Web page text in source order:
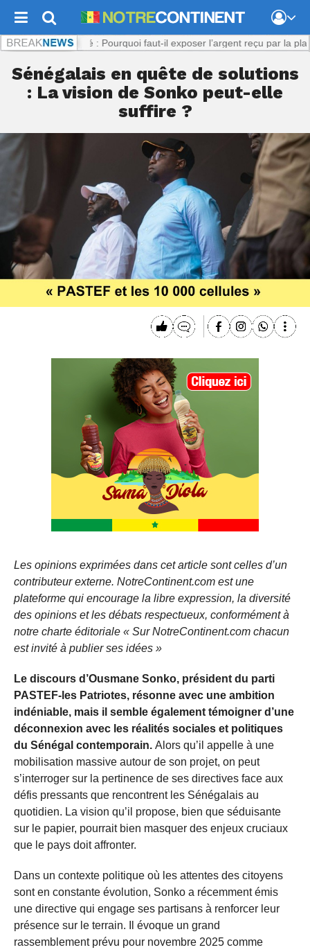
Viol présumé : Pourquoi faut-il exposer l’argent reçu par la
Sénégalais en quête de solutions
: La vision de Sonko peut-elle
suffire ?
Les opinions exprimées dans cet article sont celles d’un
contributeur externe. NotreContinent.com est une
plateforme qui encourage la libre expression, la diversité
des opinions et les débats respectueux, conformément à
notre charte éditoriale « Sur NotreContinent.com chacun
est invité à publier ses idées »
Le discours d’Ousmane Sonko, président du parti
PASTEF-les Patriotes, résonne avec une ambition
indéniable, mais il semble également témoigner d’une
déconnexion avec les réalités sociales et politiques
du Sénégal contemporain. Alors qu’il appelle à une
mobilisation massive autour de son projet, on peut
s’interroger sur la pertinence de ses directives face aux
défis pressants que rencontrent les Sénégalais au
quotidien. La vision qu’il propose, bien que séduisante
sur le papier, pourrait bien masquer des enjeux cruciaux
que le pays doit affronter.
Dans un contexte politique où les attentes des citoyens
sont en constante évolution, Sonko a récemment émis
une directive qui engage ses partisans à renforcer leur
présence sur le terrain. Il évoque un grand
rassemblement prévu pour novembre 2025 comme